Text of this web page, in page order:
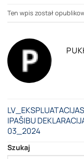
Ten wpis został
LV_EKSPLUATACIJAS
IPAŠIBU
03_2024
Szukaj